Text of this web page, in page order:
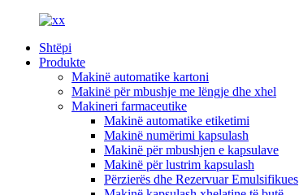
Shtëpi
Produkte
Makinë automatike kartoni
Makinë për mbushje me lëngje dhe xhel
Makineri farmaceutike
Makinë automatike etiketimi
Makinë numërimi kapsulash
Makinë për mbushjen e kapsulave
Makinë për lustrim kapsulash
Përzierës dhe Rezervuar Emulsifikues